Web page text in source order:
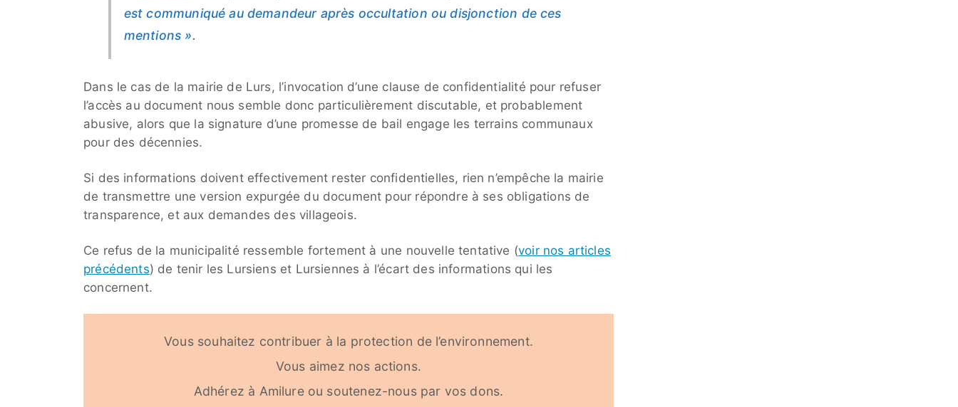
est communiqué au demandeur après occultation ou disjonction de ces
mentions ».
Dans le cas de la mairie de Lurs, l’invocation d’une clause de confidentialité pour refuser
l’accès au document nous semble donc particulièrement discutable, et probablement
abusive, alors que la signature d’une promesse de bail engage les terrains communaux
pour des décennies.
Si des informations doivent effectivement rester confidentielles, rien n’empêche la mairie
de transmettre une version expurgée du document pour répondre à ses obligations de
transparence, et aux demandes des villageois.
Ce refus de la municipalité ressemble fortement à une nouvelle tentative (voir nos articles
précédents) de tenir les Lursiens et Lursiennes à l’écart des informations qui les
concernent.
Vous souhaitez contribuer à la protection de l’environnement.
Vous aimez nos actions.
Adhérez à Amilure ou soutenez-nous par vos dons.